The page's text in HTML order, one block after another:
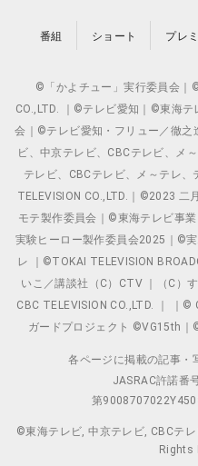
番組 ショート プレ
©「かよチュー」実行委員会｜
CO.,LTD. ｜©テレビ愛知｜©東海
会｜©テレビ愛知・フリュー／徹
ビ、中京テレビ、CBCテレビ、メ
テレビ、CBCテレビ、メ～テレ
TELEVISION CO.,LTD.｜©2023 二
モテ製作委員会｜©東海テレビ事
実験ヒーロー製作委員会2025｜©
レ ｜©TOKAI TELEVISION
いこ／講談社（C）CTV ｜（C）
CBC TELEVISION CO.,LTD. ｜ ｜
ガードプロジェクト ©VG15th
各ページに掲載の記事・
JASRAC許諾番
第
©東海テレビ, 中京テレビ, CBCテ
Rights